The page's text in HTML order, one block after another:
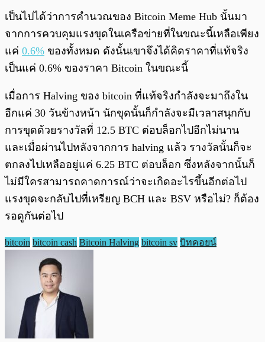
เป็นไปได้ว่าการคำนวณของ Bitcoin Meme Hub นั้นมา
จากการควบคุมแรงขุดในเครือข่ายที่ในขณะนี้เหลือเพียง
แค่ 0.6% ของทั้งหมด ดังนั้นเขาจึงได้คิดราคาที่แท้จริง
เป็นแค่ 0.6% ของราคา Bitcoin ในขณะนี้
เมื่อการ Halving ของ bitcoin ที่แท้จริงกำลังจะมาถึงใน
อีกแค่ 30 วันข้างหน้า นักขุดนั้นก็กำลังจะมีเวลาสนุกกับ
การขุดด้วยรางวัลที่ 12.5 BTC ต่อบล็อกไปอีกไม่นาน
และเมื่อผ่านไปหลังจากการ halving แล้ว รางวัลนั้นก็จะ
ตกลงไปเหลืออยู่แค่ 6.25 BTC ต่อบล็อก ซึ่งหลังจากนั้นก็
ไม่มีใครสามารถคาดการณ์ว่าจะเกิดอะไรขึ้นอีกต่อไป
แรงขุดจะกลับไปที่เหรียญ BCH และ BSV หรือไม่? ก็ต้อง
รอดูกันต่อไป
bitcoin bitcoin cash Bitcoin Halving bitcoin sv บิทคอยน์